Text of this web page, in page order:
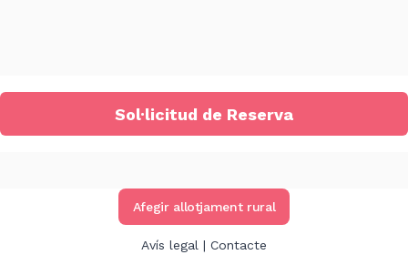
Sol·licitud de Reserva
Afegir allotjament rural
Avís legal | Contacte